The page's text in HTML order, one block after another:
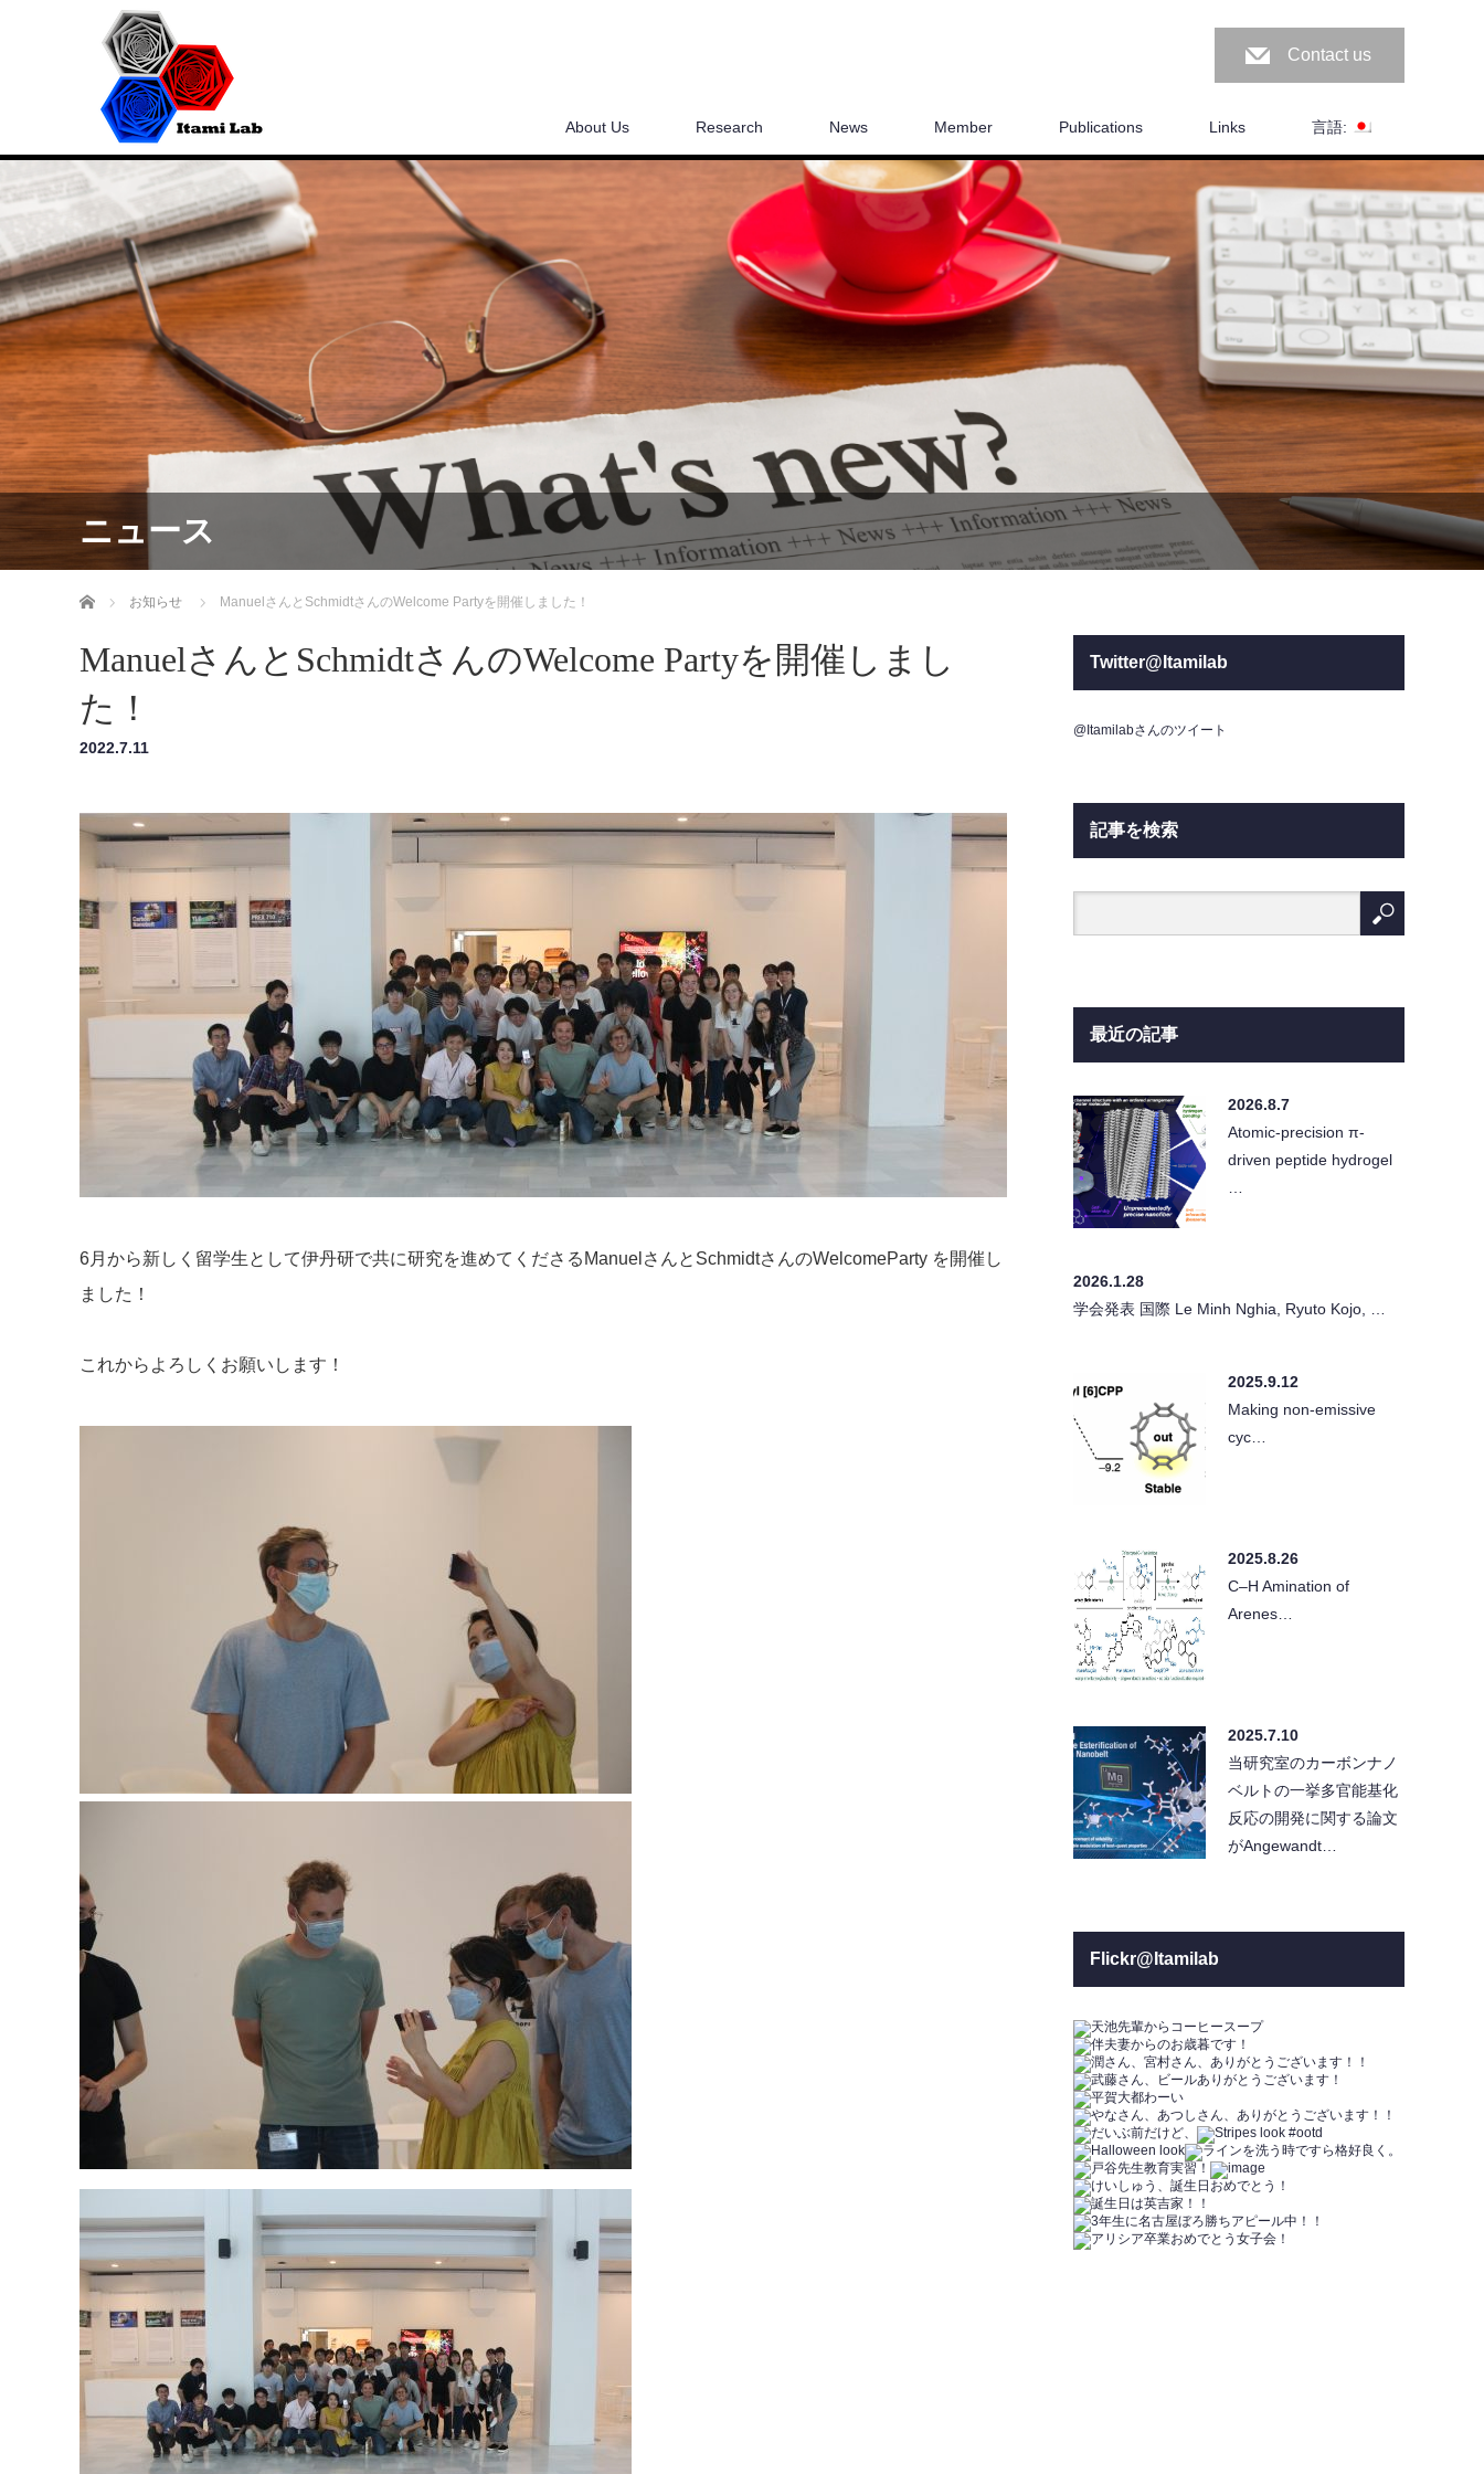
Contact us
About Us Research News Member Publications Links 言語:
ニュース
ホーム お知らせ ManuelさんとSchmidtさんのWelcome Partyを開催しました！
ManuelさんとSchmidtさんのWelcome Partyを開催しまし
た！
2022.7.11
6月から新しく留学生として伊丹研で共に研究を進めてくださるManuelさんとSchmidtさんのWelcomeParty を開催し
ました！
これからよろしくお願いします！
Twitter@Itamilab
@Itamilabさんのツイート
記事を検索
最近の記事
2026.8.7
Atomic-precision π-
driven peptide hydrogel
2026.1.28
学会発表 国際 Le Minh Nghia, Ryuto Kojo, …
2025.9.12
Making non-emissive
cyc…
2025.8.26
C–H Amination of
Arenes…
2025.7.10
当研究室のカーボンナノ
ベルトの一挙多官能基化
反応の開発に関する論文
がAngewandt…
Flickr@Itamilab